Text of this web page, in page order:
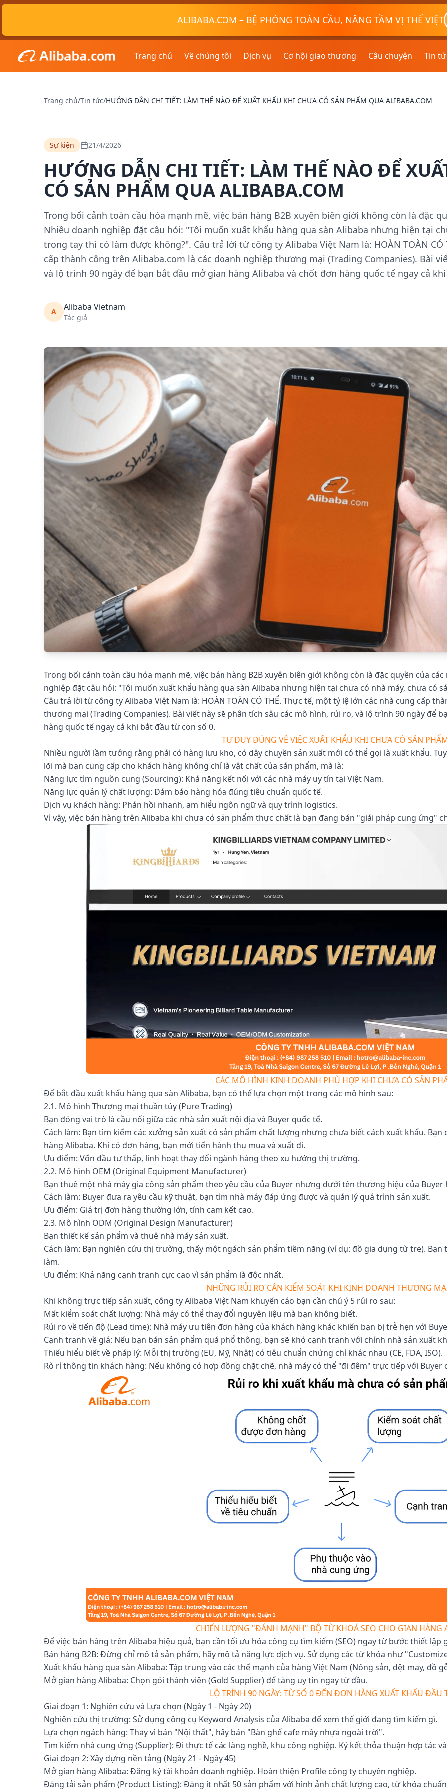
ALIBABA.COM – BỆ PHÓNG TOÀN CẦU, NÂNG TẦM VỊ THẾ VIỆT
Trang chủ Về chúng tôi Dịch vụ Cơ hội giao thương Câu chuyện Tin
Trang chủ/Tin tức/HƯỚNG DẪN CHI TIẾT: LÀM THẾ NÀO ĐỂ XUẤT KHẨU KHI CHƯA CÓ SẢN PHẨM QUA ALIBABA.COM
Sự kiện 21/4/2026
HƯỚNG DẪN CHI TIẾT: LÀM THẾ NÀO ĐỂ
CÓ SẢN PHẨM QUA ALIBABA.COM
Trong bối cảnh toàn cầu hóa mạnh mẽ, việc bán hàng B2B xuyên biên giới không còn là đặc
Nhiều doanh nghiệp đặt câu hỏi: "Tôi muốn xuất khẩu hàng qua sàn Alibaba nhưng hiện tại
trong tay thì có làm được không?". Câu trả lời từ công ty Alibaba Việt Nam là: HOÀN TOÀN
cấp thành công trên Alibaba.com là các doanh nghiệp thương mại (Trading Companies). Bài
và lộ trình 90 ngày để bạn bắt đầu mở gian hàng Alibaba và chốt đơn hàng quốc tế ngay cả
A Alibaba Vietnam
Tác giả
Trong bối cảnh toàn cầu hóa mạnh mẽ, việc bán hàng B2B xuyên biên giới không còn là đặc quyền của
nghiệp đặt câu hỏi: "Tôi muốn xuất khẩu hàng qua sàn Alibaba nhưng hiện tại chưa có nhà máy, chưa có
Câu trả lời từ công ty Alibaba Việt Nam là: HOÀN TOÀN CÓ THỂ. Thực tế, một tỷ lệ lớn các nhà cung cấp
thương mại (Trading Companies). Bài viết này sẽ phân tích sâu các mô hình, rủi ro, và lộ trình 90 ngày để
hàng quốc tế ngay cả khi bắt đầu từ con số 0.
TƯ DUY ĐÚNG VỀ VIỆC XUẤT KHẨU KHI CHƯA CÓ SẢN
Nhiều người lầm tưởng rằng phải có hàng lưu kho, có dây chuyền sản xuất mới có thể gọi là xuất khẩu.
lõi mà bạn cung cấp cho khách hàng không chỉ là vật chất của sản phẩm, mà là:
Năng lực tìm nguồn cung (Sourcing): Khả năng kết nối với các nhà máy uy tín tại Việt Nam.
Năng lực quản lý chất lượng: Đảm bảo hàng hóa đúng tiêu chuẩn quốc tế.
Dịch vụ khách hàng: Phản hồi nhanh, am hiểu ngôn ngữ và quy trình logistics.
Vì vậy, việc bán hàng trên Alibaba khi chưa có sản phẩm thực chất là bạn đang bán "giải pháp cung ứng"
CÁC MÔ HÌNH KINH DOANH PHÙ HỢP KHI CHƯA CÓ SẢN
Để bắt đầu xuất khẩu hàng qua sàn Alibaba, bạn có thể lựa chọn một trong các mô hình sau:
2.1. Mô hình Thương mại thuần túy (Pure Trading)
Bạn đóng vai trò là cầu nối giữa các nhà sản xuất nội địa và Buyer quốc tế.
Cách làm: Bạn tìm kiếm các xưởng sản xuất có sản phẩm chất lượng nhưng chưa biết cách xuất khẩu.
hàng Alibaba. Khi có đơn hàng, bạn mới tiến hành thu mua và xuất đi.
Ưu điểm: Vốn đầu tư thấp, linh hoạt thay đổi ngành hàng theo xu hướng thị trường.
2.2. Mô hình OEM (Original Equipment Manufacturer)
Bạn thuê một nhà máy gia công sản phẩm theo yêu cầu của Buyer nhưng dưới tên thương hiệu của Buyer
Cách làm: Buyer đưa ra yêu cầu kỹ thuật, bạn tìm nhà máy đáp ứng được và quản lý quá trình sản xuất.
Ưu điểm: Giá trị đơn hàng thường lớn, tính cam kết cao.
2.3. Mô hình ODM (Original Design Manufacturer)
Bạn thiết kế sản phẩm và thuê nhà máy sản xuất.
Cách làm: Bạn nghiên cứu thị trường, thấy một ngách sản phẩm tiềm năng (ví dụ: đồ gia dụng từ tre).
làm.
Ưu điểm: Khả năng cạnh tranh cực cao vì sản phẩm là độc nhất.
NHỮNG RỦI RO CẦN KIỂM SOÁT KHI KINH DOANH THƯƠNG
Khi không trực tiếp sản xuất, công ty Alibaba Việt Nam khuyến cáo bạn cần chú ý 5 rủi ro sau:
Mất kiểm soát chất lượng: Nhà máy có thể thay đổi nguyên liệu mà bạn không biết.
Rủi ro về tiến độ (Lead time): Nhà máy ưu tiên đơn hàng của khách hàng khác khiến bạn bị trễ hẹn với
Cạnh tranh về giá: Nếu bạn bán sản phẩm quá phổ thông, bạn sẽ khó cạnh tranh với chính nhà sản xuất
Thiếu hiểu biết về pháp lý: Mỗi thị trường (EU, Mỹ, Nhật) có tiêu chuẩn chứng chỉ khác nhau (CE, FDA, ISO).
Rò rỉ thông tin khách hàng: Nếu không có hợp đồng chặt chẽ, nhà máy có thể "đi đêm" trực tiếp với Buyer
CHIẾN LƯỢNG "ĐÁNH MẠNH" BỘ TỪ KHOÁ SEO CHO GIAN HÀNG
Để việc bán hàng trên Alibaba hiệu quả, bạn cần tối ưu hóa công cụ tìm kiếm (SEO) ngay từ bước thiết lập
Bán hàng B2B: Đừng chỉ mô tả sản phẩm, hãy mô tả năng lực dịch vụ. Sử dụng các từ khóa như
Xuất khẩu hàng qua sàn Alibaba: Tập trung vào các thế mạnh của hàng Việt Nam (Nông sản, dệt may, đồ
Mở gian hàng Alibaba: Chọn gói thành viên (Gold Supplier) để tăng uy tín ngay từ đầu.
LỘ TRÌNH 90 NGÀY: TỪ SỐ 0 ĐẾN ĐƠN HÀNG XUẤT KHẨU ĐẦU
Giai đoạn 1: Nghiên cứu và Lựa chọn (Ngày 1 - Ngày 20)
Nghiên cứu thị trường: Sử dụng công cụ Keyword Analysis của Alibaba để xem thế giới đang tìm kiếm gì.
Lựa chọn ngách hàng: Thay vì bán "Nội thất", hãy bán "Bàn ghế cafe mây nhựa ngoài trời".
Tìm kiếm nhà cung ứng (Supplier): Đi thực tế các làng nghề, khu công nghiệp. Ký kết thỏa thuận hợp tác
Giai đoạn 2: Xây dựng nền tảng (Ngày 21 - Ngày 45)
Mở gian hàng Alibaba: Đăng ký tài khoản doanh nghiệp. Hoàn thiện Profile công ty chuyên nghiệp.
Đăng tải sản phẩm (Product Listing): Đăng ít nhất 50 sản phẩm với hình ảnh chất lượng cao, từ khóa